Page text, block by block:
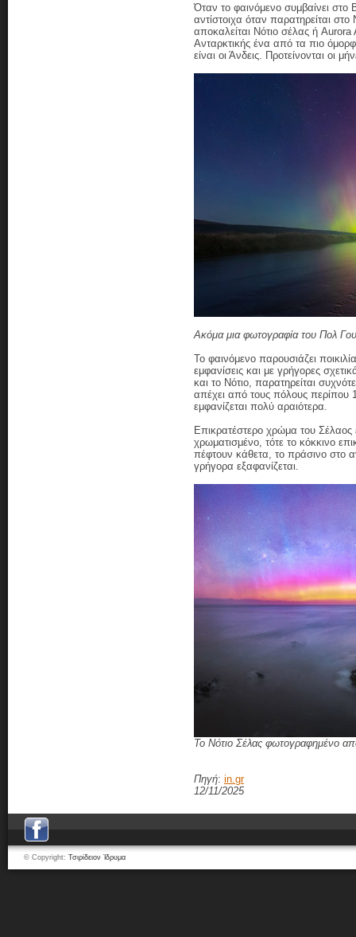
Όταν το φαινόμενο συμβαίνει
αντίστοιχα όταν παρατηρείται
αποκαλείται Νότιο σέλας ή
Ανταρκτικής ένα από τα πιο
είναι οι Άνδεις. Προτείνονται οι
Ακόμα μια φωτογραφία του Πολ
Το φαινόμενο παρουσιάζει
εμφανίσεις και με γρήγορες
και το Νότιο, παρατηρείται
απέχει από τους πόλους
εμφανίζεται πολύ αραιότερα.
Επικρατέστερο χρώμα του Σέλαος
χρωματισμένο, τότε το κόκκινο
πέφτουν κάθετα, το πράσινο στο
γρήγορα εξαφανίζεται.
Το Νότιο Σέλας φωτογραφημένο
Πηγή: in.gr
12/11/2025
© Copyright: Τσιρίδειον Ίδρυμα